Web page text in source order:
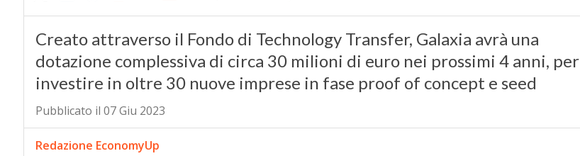
Creato attraverso il Fondo di Technology Transfer, Galaxia avrà una
dotazione complessiva di circa 30 milioni di euro nei prossimi 4 anni, per
investire in oltre 30 nuove imprese in fase proof of concept e seed
Pubblicato il 07 Giu 2023
Redazione EconomyUp